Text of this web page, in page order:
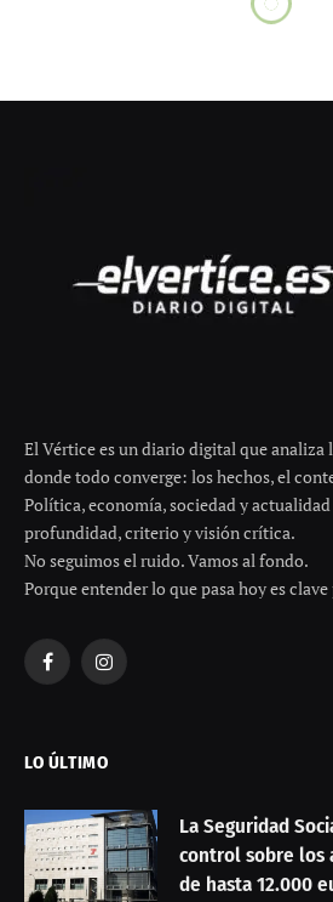
Chenoa desmiente
Chenoa ha desmentido de manera
sobre una posible reconciliación
Miguel Sánchez Encinas, tras su